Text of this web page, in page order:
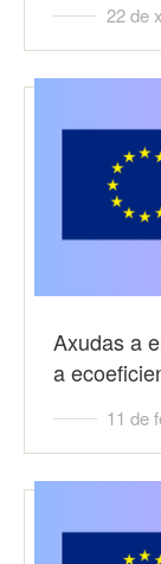
22 de
Axudas a
a
11 de